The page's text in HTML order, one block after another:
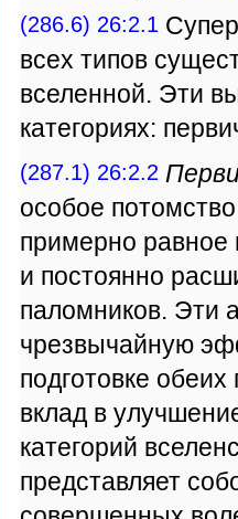
(286.6) 26:2.1
всех типов
вселенной. Эти
категориях:
(287.1) 26:2.2
особое
примерно
и постоянно
паломников. Эти
чрезвычайную
подготовке
вклад в
категорий
представляет